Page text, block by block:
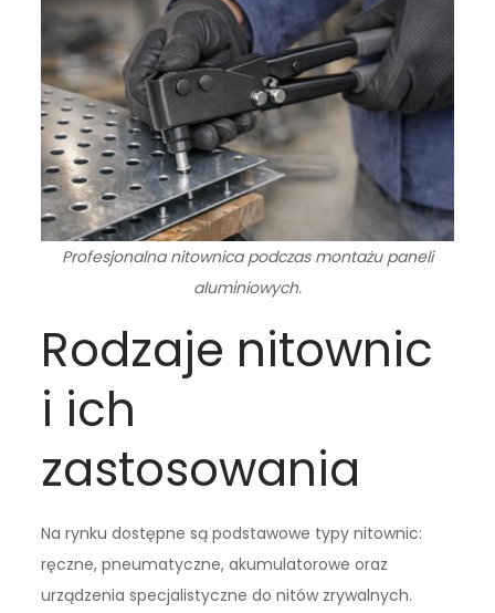
Profesjonalna nitownica podczas montażu paneli
aluminiowych.
Rodzaje nitownic
i ich
zastosowania
Na rynku dostępne są podstawowe typy nitownic:
ręczne, pneumatyczne, akumulatorowe oraz
urządzenia specjalistyczne do nitów zrywalnych.